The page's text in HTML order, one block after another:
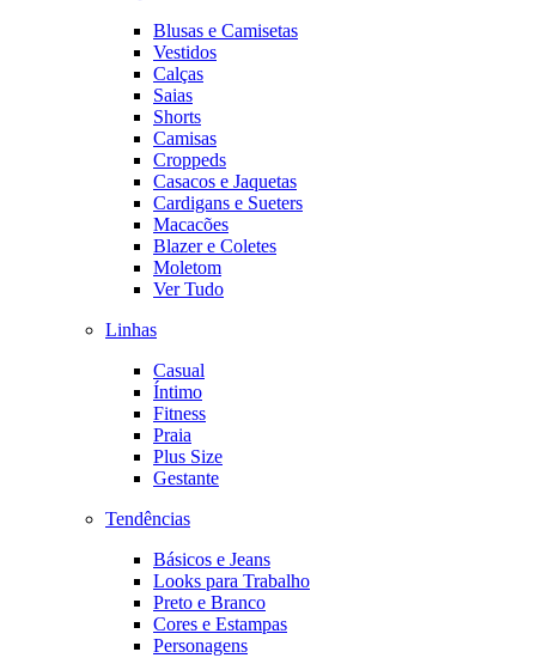
Blusas e Camisetas
Vestidos
Calças
Saias
Shorts
Camisas
Croppeds
Casacos e Jaquetas
Cardigans e Sueters
Macacões
Blazer e Coletes
Moletom
Ver Tudo
Linhas
Casual
Íntimo
Fitness
Praia
Plus Size
Gestante
Tendências
Básicos e Jeans
Looks para Trabalho
Preto e Branco
Cores e Estampas
Personagens